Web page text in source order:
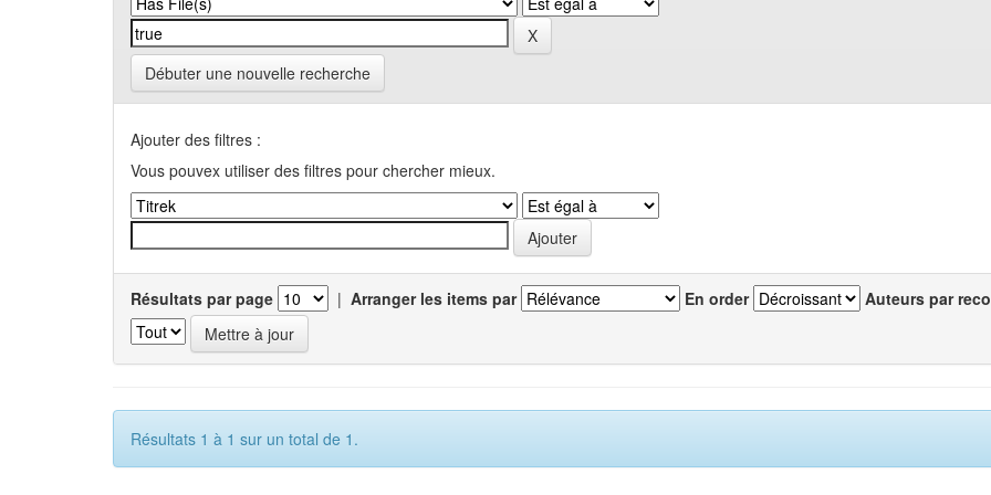
Débuter une nouvelle recherche
Ajouter des filtres :
Vous pouvex utiliser des filtres pour chercher mieux.
Résultats par page | Arranger les items par En order Auteurs par
Résultats 1 à 1 sur un total de 1.